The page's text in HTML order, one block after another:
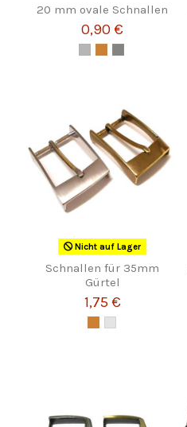
20 mm ovale Schnallen
0,90 €
Nicht auf Lager
Schnallen für 35mm
Gürtel
1,75 €